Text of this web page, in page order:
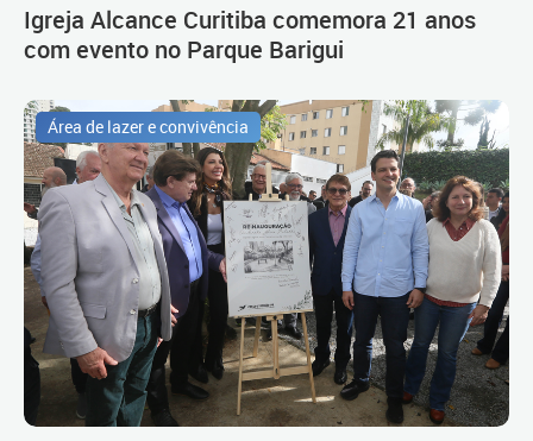
Igreja Alcance Curitiba comemora 21 anos
com evento no Parque Barigui
Área de lazer e convivência